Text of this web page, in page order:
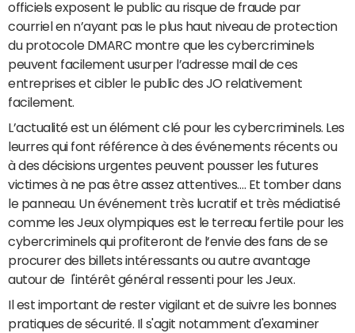
officiels exposent le public au risque de fraude par
courriel en n’ayant pas le plus haut niveau de protection
du protocole DMARC montre que les cybercriminels
peuvent facilement usurper l’adresse mail de ces
entreprises et cibler le public des JO relativement
facilement.
L’actualité est un élément clé pour les cybercriminels. Les
leurres qui font référence à des événements récents ou
à des décisions urgentes peuvent pousser les futures
victimes à ne pas être assez attentives…. Et tomber dans
le panneau. Un événement très lucratif et très médiatisé
comme les Jeux olympiques est le terreau fertile pour les
cybercriminels qui profiteront de l’envie des fans de se
procurer des billets intéressants ou autre avantage
autour de l'intérêt général ressenti pour les Jeux.
Il est important de rester vigilant et de suivre les bonnes
pratiques de sécurité. Il s'agit notamment d'examiner